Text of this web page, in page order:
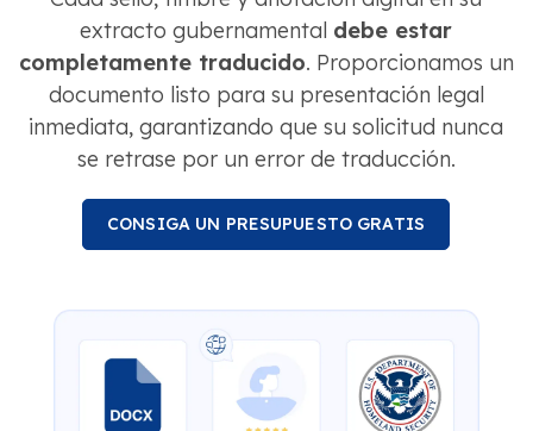
extracto gubernamental debe estar
completamente traducido. Proporcionamos un
documento listo para su presentación legal
inmediata, garantizando que su solicitud nunca
se retrase por un error de traducción.
CONSIGA UN PRESUPUESTO GRATIS